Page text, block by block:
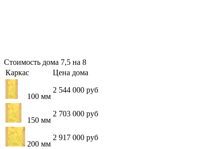
Стоимость дома 7,5 на 8
Каркас
Цена дома
100 мм
2 544 000 руб
150 мм
2 703 000 руб
200 мм
2 917 000 руб